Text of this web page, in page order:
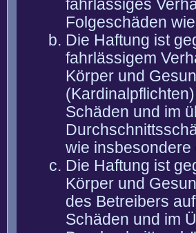
fahrlässiges
Folgeschäden
Die Haftung ist
fahrlässigem
Körper und
Schäden und im
wie
Die Haftung ist
Körper und
des Betreibers
Schäden und im